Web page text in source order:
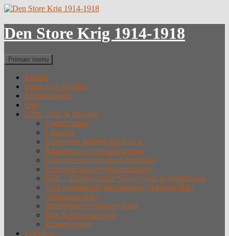
Hop
indhold
Den Store Krig 1914-1918
Søg
Primær menu
Forside
Fotos og Arkivalier
Krigsdeltagere
Om
Lister, links & litteratur
Undervisning
Litteratur
Lister over sønderjyske faldne
Krigergrave og mindesmærker
Liste over sønderjyske krigsfanger
Liste over sønderjyske desertører
DSK – Dansksindede Sønderjyske Krigsdeltagere
Tysk hjemmeside med tabslister (eksternt link)
Alfabetiske lister
Straffefanger i Sønderjylland
Film & videoforedrag
Krigens forløb
Leksikon